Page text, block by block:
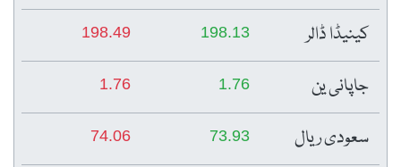
کینیڈا ڈالر 198.13
198.49
جاپانی ین 1.76
1.76
سعودی ریال 73.93
74.06